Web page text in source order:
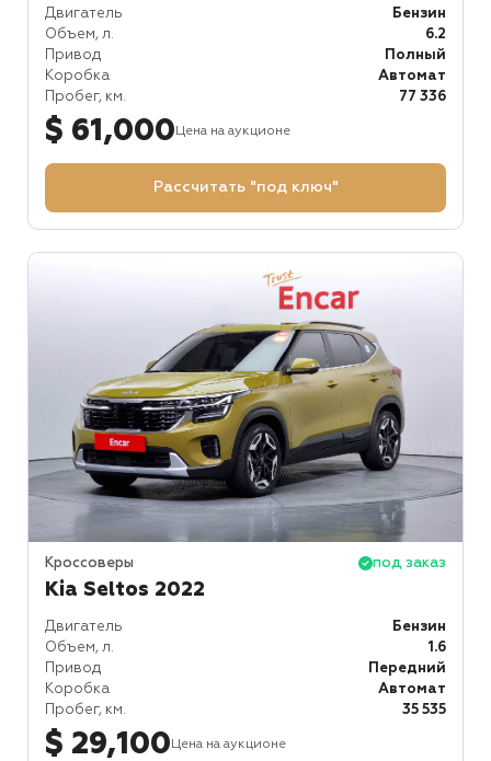
Двигатель
Бензин
Объем, л.
6.2
Привод
Полный
Коробка
Автомат
Пробег, км.
77 336
$ 61,000 Цена на аукционе
Рассчитать "под ключ"
Кроссоверы под заказ
Kia Seltos 2022
Двигатель
Бензин
Объем, л.
1.6
Привод
Передний
Коробка
Автомат
Пробег, км.
35 535
$ 29,100 Цена на аукционе